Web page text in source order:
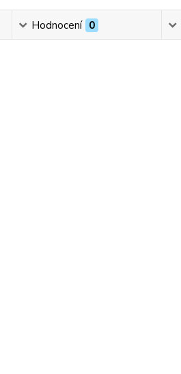
Hodnocení 0